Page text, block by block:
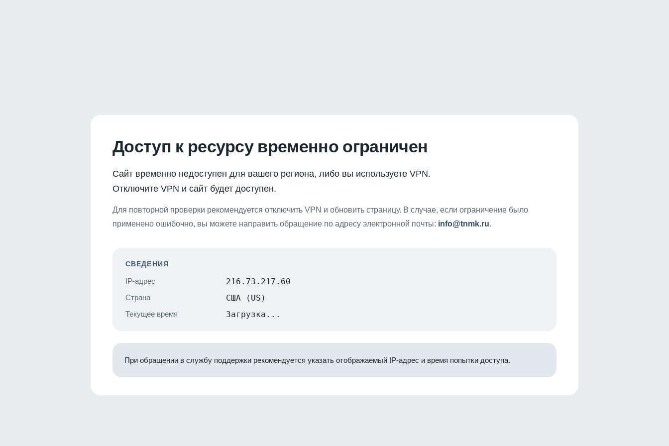
Доступ к ресурсу временно ограничен
Сайт временно недоступен для вашего региона, либо вы используете VPN.
Отключите VPN и сайт будет доступен.
Для повторной проверки рекомендуется отключить VPN и обновить страницу. В случае, если ограничение было
применено ошибочно, вы можете направить обращение по адресу электронной почты: info@tnmk.ru.
СВЕДЕНИЯ
IP-адрес 216.73.217.60
Страна США (US)
Текущее время Загрузка...
При обращении в службу поддержки рекомендуется указать отображаемый IP-адрес и время попытки доступа.